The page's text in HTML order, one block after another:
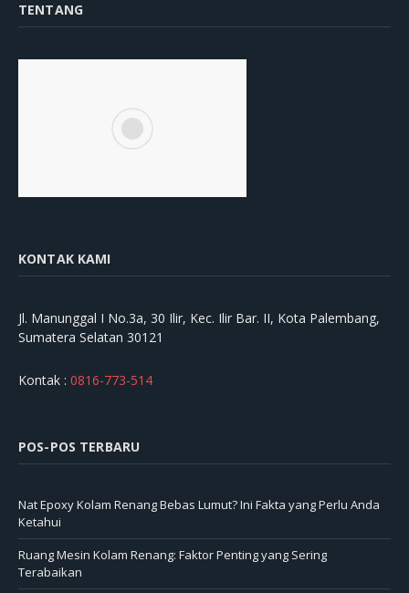
TENTANG
KONTAK KAMI
Jl. Manunggal I No.3a, 30 Ilir, Kec. Ilir Bar. II, Kota Palembang,
Sumatera Selatan 30121
Kontak : 0816-773-514
POS-POS TERBARU
Nat Epoxy Kolam Renang Bebas Lumut? Ini Fakta yang Perlu Anda
Ketahui
Ruang Mesin Kolam Renang: Faktor Penting yang Sering
Terabaikan